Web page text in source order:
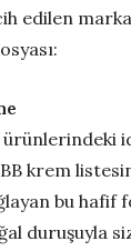
edilen
krem
bu hafif
duruşuyla